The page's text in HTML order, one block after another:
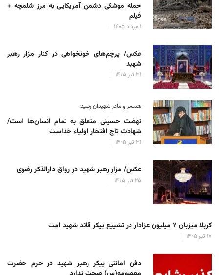
حمله موشکی دشمن آمریکایی به مرز شلمچه +
فیلم
۱ مرداد ۱۴۰۵
عکس/ پرچم‌های خونخواهی در کنار مزار رهبر
شهید
۳۱ تیر ۱۴۰۵
همسر و مادر شهیدان رشید:
نهضت حسینی متعلق به تمام انسان‌ها است/
شهادت تاج افتخار اولیاء خداست
۳۱ تیر ۱۴۰۵
عکس/ مزار رهبر شهید در رواق دارالذکر رضوی
۲۵ تیر ۱۴۰۵
کربلا میزبان ۷ میلیون عزادار در تشییع پیکر قائد شهید امت
۱۷ تیر ۱۴۰۵
دفن امانتی پیکر رهبر شهید در حرم حضرت